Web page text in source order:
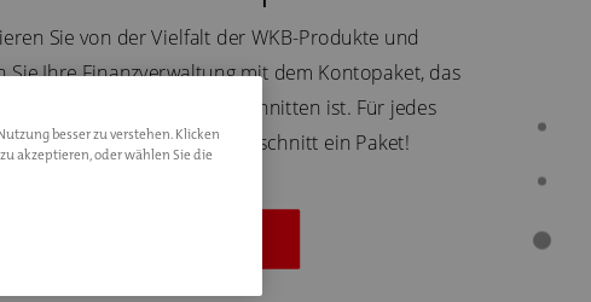
Sie von der Vielfalt der WKB-Produkte und
Sie Ihre Finanzverwaltung mit dem Kontopaket, das
persönliche Situation zugeschnitten ist. Für jedes
und für jeden Lebensabschnitt ein Paket!
besser zu verstehen. Klicken
akzeptieren, oder wählen Sie die